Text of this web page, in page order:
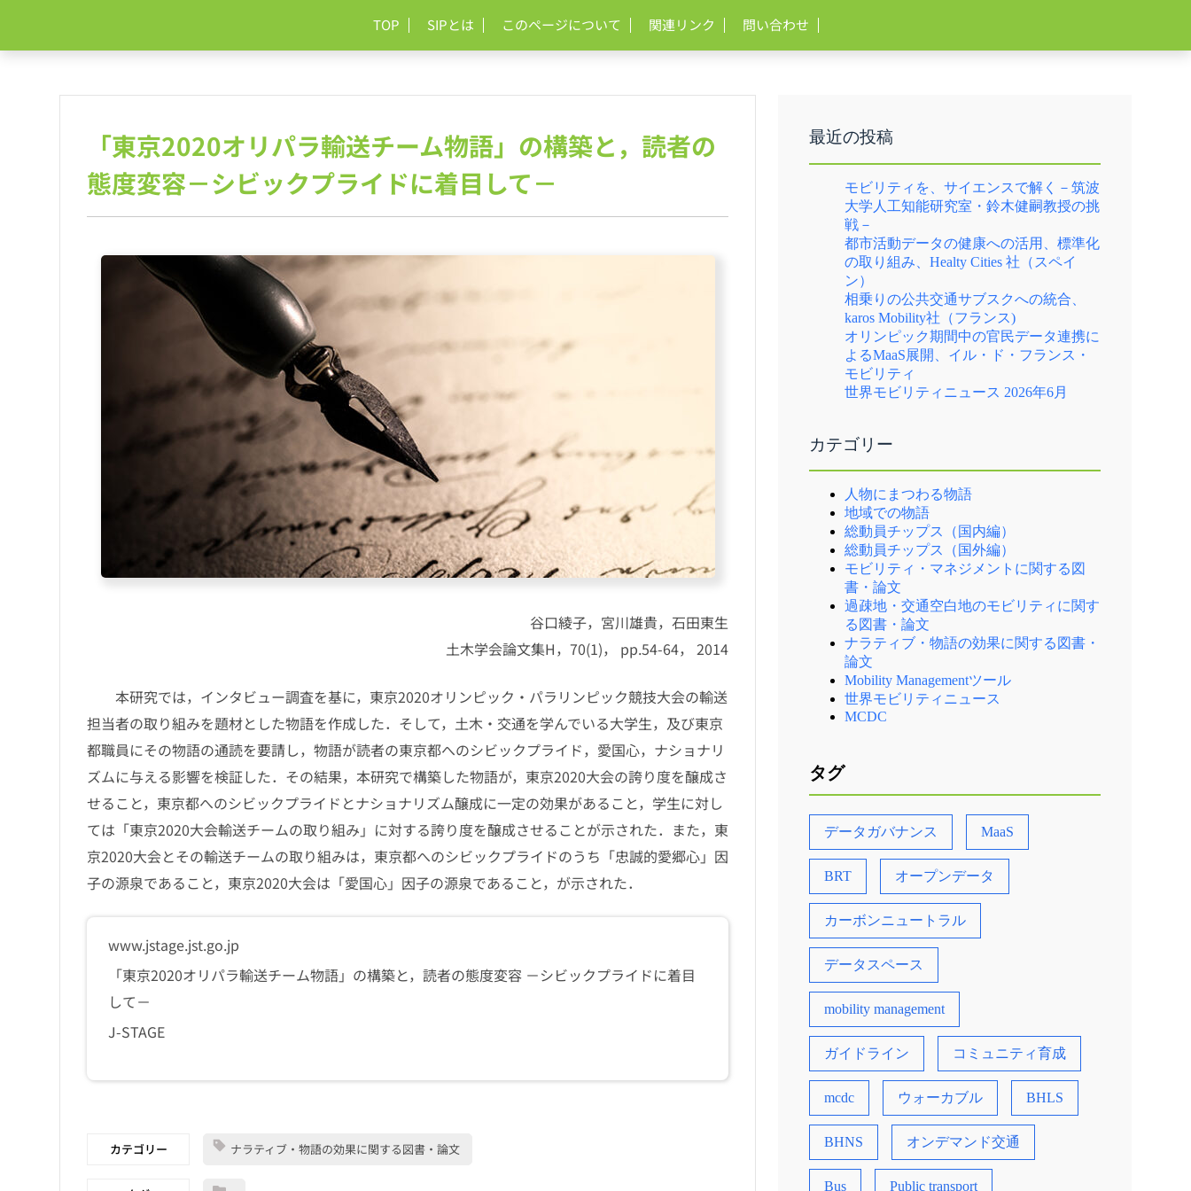
TOP SIPとは このページについて 関連リンク 問い合わせ
「東京2020オリパラ輸送チーム物語」の構築と，読者の
態度変容－シビックプライドに着目して－
谷口綾子，宮川雄貴，石田東生
土木学会論文集H，70(1)， pp.54-64， 2014
本研究では，インタビュー調査を基に，東京2020オリンピック・パラリンピック競技大会の輸送
担当者の取り組みを題材とした物語を作成した．そして，土木・交通を学んでいる大学生，及び東京
都職員にその物語の通読を要請し，物語が読者の東京都へのシビックプライド，愛国心，ナショナリ
ズムに与える影響を検証した．その結果，本研究で構築した物語が，東京2020大会の誇り度を醸成さ
せること，東京都へのシビックプライドとナショナリズム醸成に一定の効果があること，学生に対し
ては「東京2020大会輸送チームの取り組み」に対する誇り度を醸成させることが示された．また，東
京2020大会とその輸送チームの取り組みは，東京都へのシビックプライドのうち「忠誠的愛郷心」因
子の源泉であること，東京2020大会は「愛国心」因子の源泉であること，が示された．
www.jstage.jst.go.jp
「東京2020オリパラ輸送チーム物語」の構築と，読者の態度変容 －シビックプライドに着目
して－
J-STAGE
カテゴリー ナラティブ・物語の効果に関する図書・論文
最近の投稿
モビリティを、サイエンスで解く－筑波
大学人工知能研究室・鈴木健嗣教授の挑
戦－
都市活動データの健康への活用、標準化
の取り組み、Healty Cities 社（スペイ
ン）
相乗りの公共交通サブスクへの統合、
karos Mobility社（フランス)
オリンピック期間中の官民データ連携に
よるMaaS展開、イル・ド・フランス・
モビリティ
世界モビリティニュース 2026年6月
カテゴリー
人物にまつわる物語
地域での物語
総動員チップス（国内編）
総動員チップス（国外編）
モビリティ・マネジメントに関する図
書・論文
過疎地・交通空白地のモビリティに関す
る図書・論文
ナラティブ・物語の効果に関する図書・
論文
Mobility Managementツール
世界モビリティニュース
MCDC
タグ
データガバナンス MaaS
BRT オープンデータ
カーボンニュートラル
データスペース
mobility management
ガイドライン コミュニティ育成
mcdc ウォーカブル BHLS
BHNS オンデマンド交通
Bus Public transport